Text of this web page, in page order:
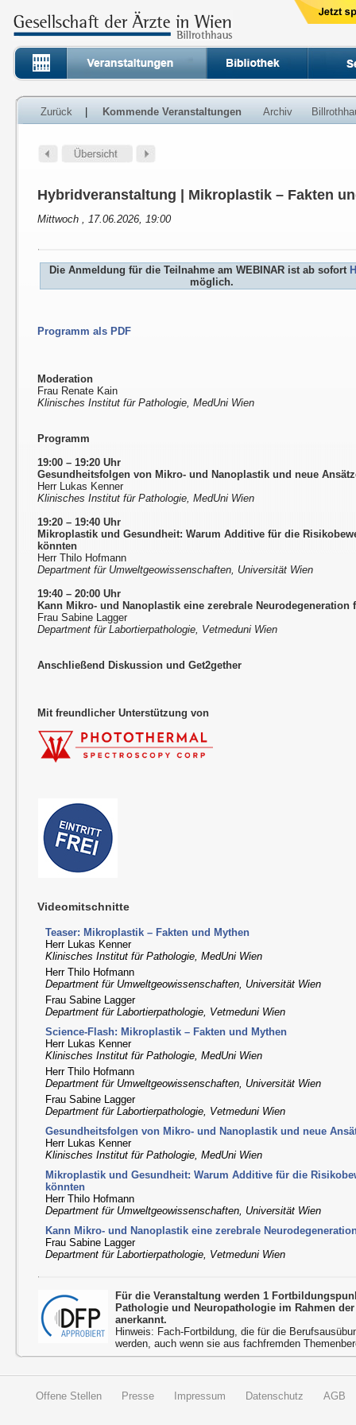
Zurück Kommende Veranstaltungen Archiv
Hybridveranstaltung | Mikroplastik – Fakten
Mittwoch , 17.06.2026, 19:00
Die Anmeldung für die Teilnahme am WEBINAR ist ab sofort
möglich.
Programm als PDF
Moderation
Frau Renate Kain
Klinisches Institut für Pathologie, MedUni Wien
Programm
19:00 – 19:20 Uhr
Gesundheitsfolgen von Mikro- und Nanoplastik und neue
Herr Lukas Kenner
Klinisches Institut für Pathologie, MedUni Wien
19:20 – 19:40 Uhr
Mikroplastik und Gesundheit: Warum Additive für die
könnten
Herr Thilo Hofmann
Department für Umweltgeowissenschaften, Universität Wien
19:40 – 20:00 Uhr
Kann Mikro- und Nanoplastik eine zerebrale Neurodegeneration
Frau Sabine Lagger
Department für Labortierpathologie, Vetmeduni Wien
Anschließend Diskussion und Get2gether
Mit freundlicher Unterstützung von
Videomitschnitte
Teaser: Mikroplastik – Fakten und Mythen
Herr Lukas Kenner
Klinisches Institut für Pathologie, MedUni Wien
Herr Thilo Hofmann
Department für Umweltgeowissenschaften, Universität Wien
Frau Sabine Lagger
Department für Labortierpathologie, Vetmeduni Wien
Science-Flash: Mikroplastik – Fakten und Mythen
Herr Lukas Kenner
Klinisches Institut für Pathologie, MedUni Wien
Herr Thilo Hofmann
Department für Umweltgeowissenschaften, Universität Wien
Frau Sabine Lagger
Department für Labortierpathologie, Vetmeduni Wien
Gesundheitsfolgen von Mikro- und Nanoplastik und neue
Herr Lukas Kenner
Klinisches Institut für Pathologie, MedUni Wien
Mikroplastik und Gesundheit: Warum Additive für die
könnten
Herr Thilo Hofmann
Department für Umweltgeowissenschaften, Universität Wien
Kann Mikro- und Nanoplastik eine zerebrale
Frau Sabine Lagger
Department für Labortierpathologie, Vetmeduni Wien
Für die Veranstaltung werden 1
Pathologie und Neuropathologie im Rahmen
anerkannt.
Hinweis: Fach-Fortbildung, die für die
werden, auch wenn sie aus fachfremden
Offene Stellen Presse Impressum Datenschutz AGB